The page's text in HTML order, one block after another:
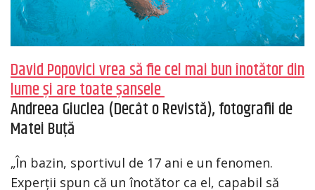
David Popovici vrea să fie cel mai bun înotător din
lume și are toate șansele
Andreea Giuclea (Decât o Revistă), fotografii de
Matei Buță
„În bazin, sportivul de 17 ani e un fenomen.
Experții spun că un înotător ca el, capabil să